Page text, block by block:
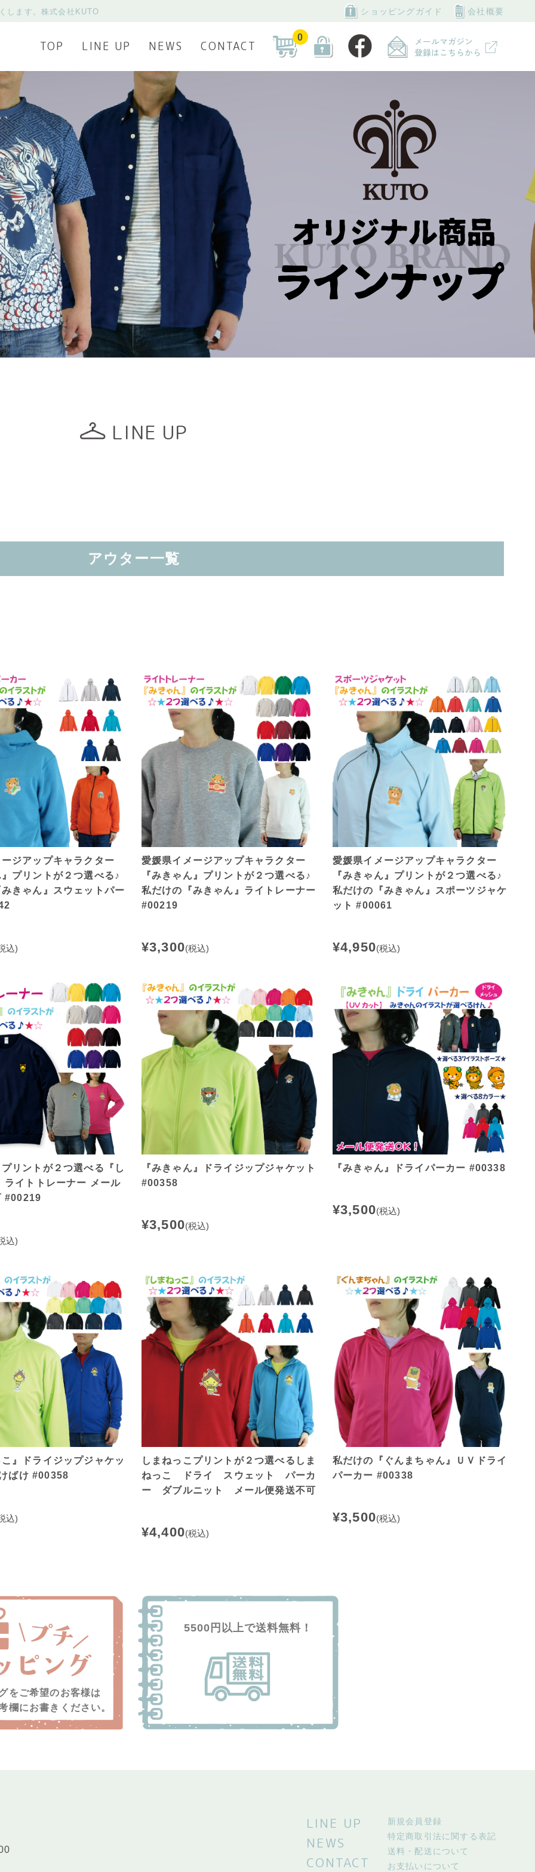
します。株式会社KUTO ショッピングガイド 会社概要
0
TOP LINE UP NEWS CONTACT
LINE UP
アウター一覧
ジアップキャラクター
プリントが２つ選べる♪
きゃん』スウェットパー
込)
愛媛県イメージアップキャラクター
『みきゃん』プリントが２つ選べる♪
私だけの『みきゃん』ライトレーナー
#00219
¥3,300(税込)
愛媛県イメージアップキャラクター
『みきゃん』プリントが２つ選べる♪
私だけの『みきゃん』スポーツジャケ
ット #00061
¥4,950(税込)
リントが２つ選べる『し
ライトトレーナー メール
#00219
込)
『みきゃん』ドライジップジャケット
#00358
¥3,500(税込)
『みきゃん』ドライパーカー #00338
¥3,500(税込)
』ドライジップジャケッ
ばけ #00358
込)
しまねっこプリントが２つ選べるしま
ねっこ ドライ スウェット パーカ
ー ダブルニット メール便発送不可
¥4,400(税込)
私だけの『ぐんまちゃん』ＵＶドライ
パーカー #00338
¥3,500(税込)
をご希望のお客様は
欄にお書きください。
5500円以上で送料無料！
新規会員登録
特定商取引法に関する表記
送料・配送について
お支払いについて
LINE UP
NEWS
CONTACT